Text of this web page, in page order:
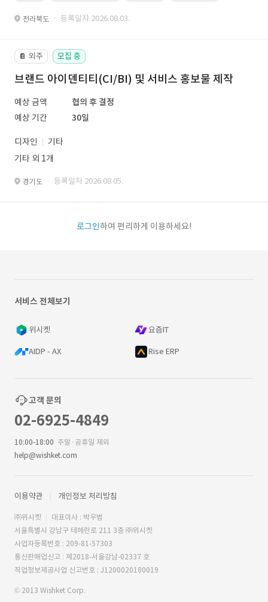
전라북도 · 등록일자 2026.08.03.
📔 외주 모집 중
브랜드 아이덴티티(CI/BI) 및 서비스 홍보물 제작
예상 금액
협의 후 결정
예상 기간
30일
디자인
기타
기타 외 1개
경기도 · 등록일자 2026.08.05.
로그인하여 편리하게 이용하세요!
서비스 전체보기
위시켓 요즘IT
AIDP - AX Rise ERP
고객 문의
02-6925-4849
10:00-18:00 주말·공휴일 제외
help@wishket.com
이용약관 개인정보 처리방침
㈜위시켓
대표이사 : 박우범
서울특별시 강남구 테헤란로 211 3층 ㈜위시켓
사업자등록번호 : 209-81-57303
통신판매업신고 : 제2018-서울강남-02337 호
직업정보제공사업 신고번호 : J1200020180019
© 2013 Wishket Corp.